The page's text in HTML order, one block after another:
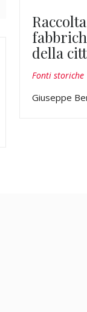
della
Fonti storiche
Giuseppe